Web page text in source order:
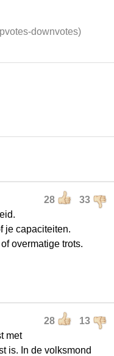
downvotes)
28 33
je capaciteiten.
overmatige trots.
28 13
met
is. In de volksmond